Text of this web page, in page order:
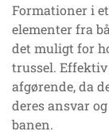
Formationer i
elementer fra
det muligt for
trussel.
afgørende, da
deres ansvar
banen.